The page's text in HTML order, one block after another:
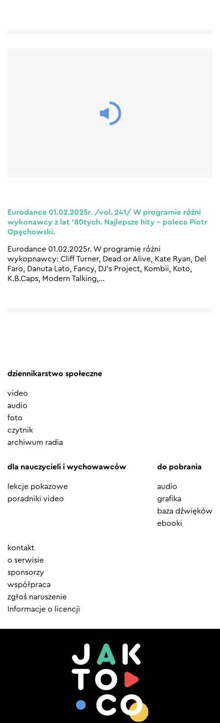
Eurodance 01.02.2025r. /vol. 241/ W programie różni
wykonawcy z lat ’80tych. Najlepsze hity – poleca Piotr
Opęchowski.
Eurodance 01.02.2025r. W programie różni
wykopnawcy: Cliff Turner, Dead or Alive, Kate Ryan, Del
Faro, Danuta Lato, Fancy, DJ’s Project, Kombii, Koto,
K.B.Caps, Modern Talking,…
dziennikarstwo społeczne
video
audio
foto
czytnik
archiwum radia
dla nauczycieli i wychowawców
lekcje pokazowe
poradniki video
do pobrania
audio
grafika
baza dźwięków
ebooki
Element
menu
kontakt
o serwisie
sponsorzy
współpraca
zgłoś naruszenie
Informacje o licencji